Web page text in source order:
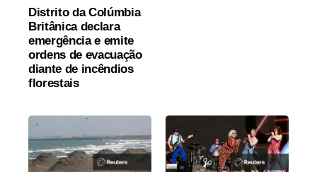
Distrito da Colúmbia
Britânica declara
emergência e emite
ordens de evacuação
diante de incêndios
florestais